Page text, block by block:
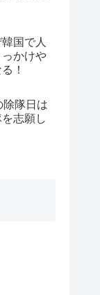
国で人
かけや
！
除隊日は
志願し